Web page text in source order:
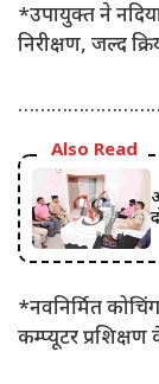
*उपायुक्त ने
निरीक्षण, जल्द
Also Read
*नवनिर्मित
कम्प्यूटर प्रशिक्षण